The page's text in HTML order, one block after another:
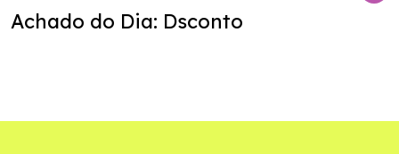
Achado do Dia: Dsconto